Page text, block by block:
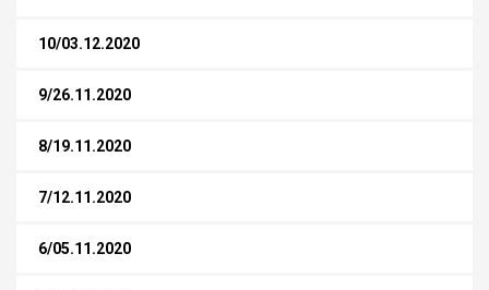
10/03.12.2020
9/26.11.2020
8/19.11.2020
7/12.11.2020
6/05.11.2020